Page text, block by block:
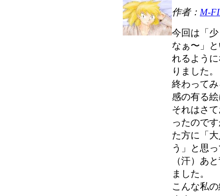
作者： M-
今回は「
なぁ〜」
れるよう
りました。
終わって
感の有る
それはさ
ったので
た方に「
う」と思
（汗）あ
ました。
こんな私